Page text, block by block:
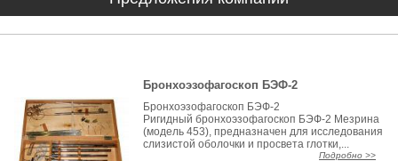
Бронхоэзофагоскоп БЭФ-2
Бронхоэзофагоскоп БЭФ-2
Ригидный бронхоэзофагоскоп БЭФ-2 Мезрина
(модель 453), предназначен для исследования
слизистой оболочки и просвета глотки,...
Подробно >>